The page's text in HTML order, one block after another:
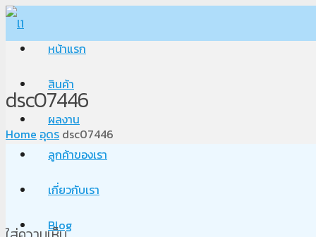
หน้าแรก
สินค้า
ผลงาน
ลูกค้าของเรา
เกี่ยวกับเรา
Blog
dsc07446
Home อุดร dsc07446